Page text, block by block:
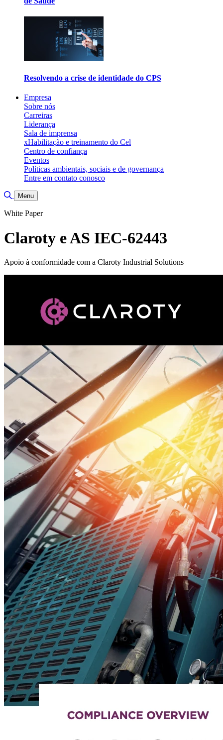
Resolvendo a crise de identidade do CPS
Empresa
Sobre nós
Carreiras
Liderança
Sala de imprensa
xHabilitação e treinamento do Cel
Centro de confiança
Eventos
Políticas ambientais, sociais e de governança
Entre em contato conosco
Alternar pesquisa
Menu
White Paper
Claroty e AS IEC-62443
Apoio à conformidade com a Claroty Industrial Solutions